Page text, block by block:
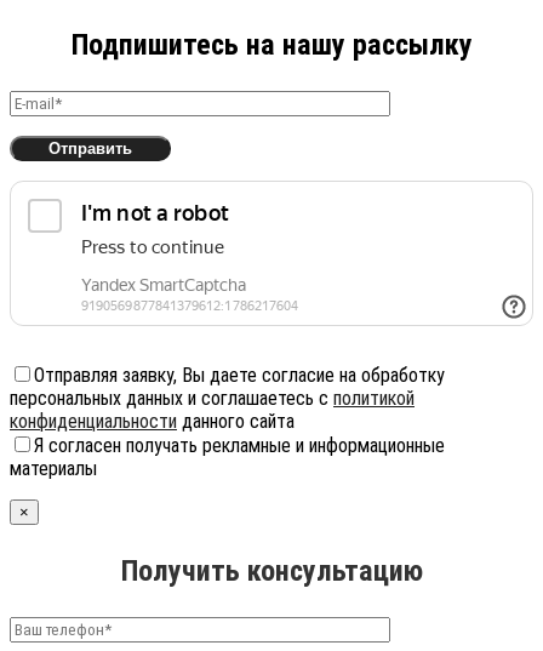
Подпишитесь на нашу рассылку
Отправляя заявку, Вы даете согласие на обработку
персональных данных и соглашаетесь с политикой
конфиденциальности данного сайта
Я согласен получать рекламные и информационные
материалы
×
Получить консультацию